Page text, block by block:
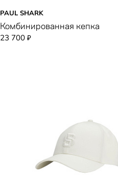
PAUL SHARK
Комбинированная кепка
23 700 ₽